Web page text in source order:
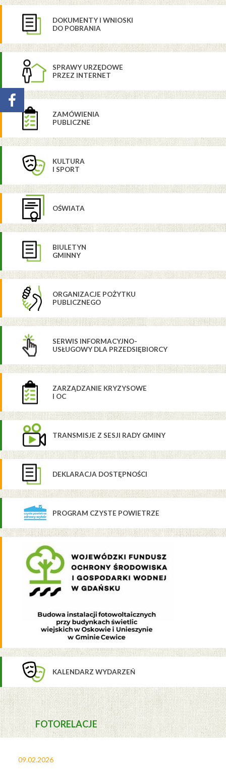
DOKUMENTY I WNIOSKI
DO POBRANIA
SPRAWY URZĘDOWE
PRZEZ INTERNET
ZAMÓWIENIA
PUBLICZNE
KULTURA
I SPORT
OŚWIATA
BIULETYN
GMINNY
ORGANIZACJE POŻYTKU
PUBLICZNEGO
SERWIS INFORMACYJNO-
USŁUGOWY DLA PRZEDSIĘBIORCY
ZARZĄDZANIE KRYZYSOWE
I OC
TRANSMISJE Z SESJI RADY GMINY
DEKLARACJA DOSTĘPNOŚCI
PROGRAM CZYSTE POWIETRZE
KALENDARZ WYDARZEŃ
FOTORELACJE
09.02.2026